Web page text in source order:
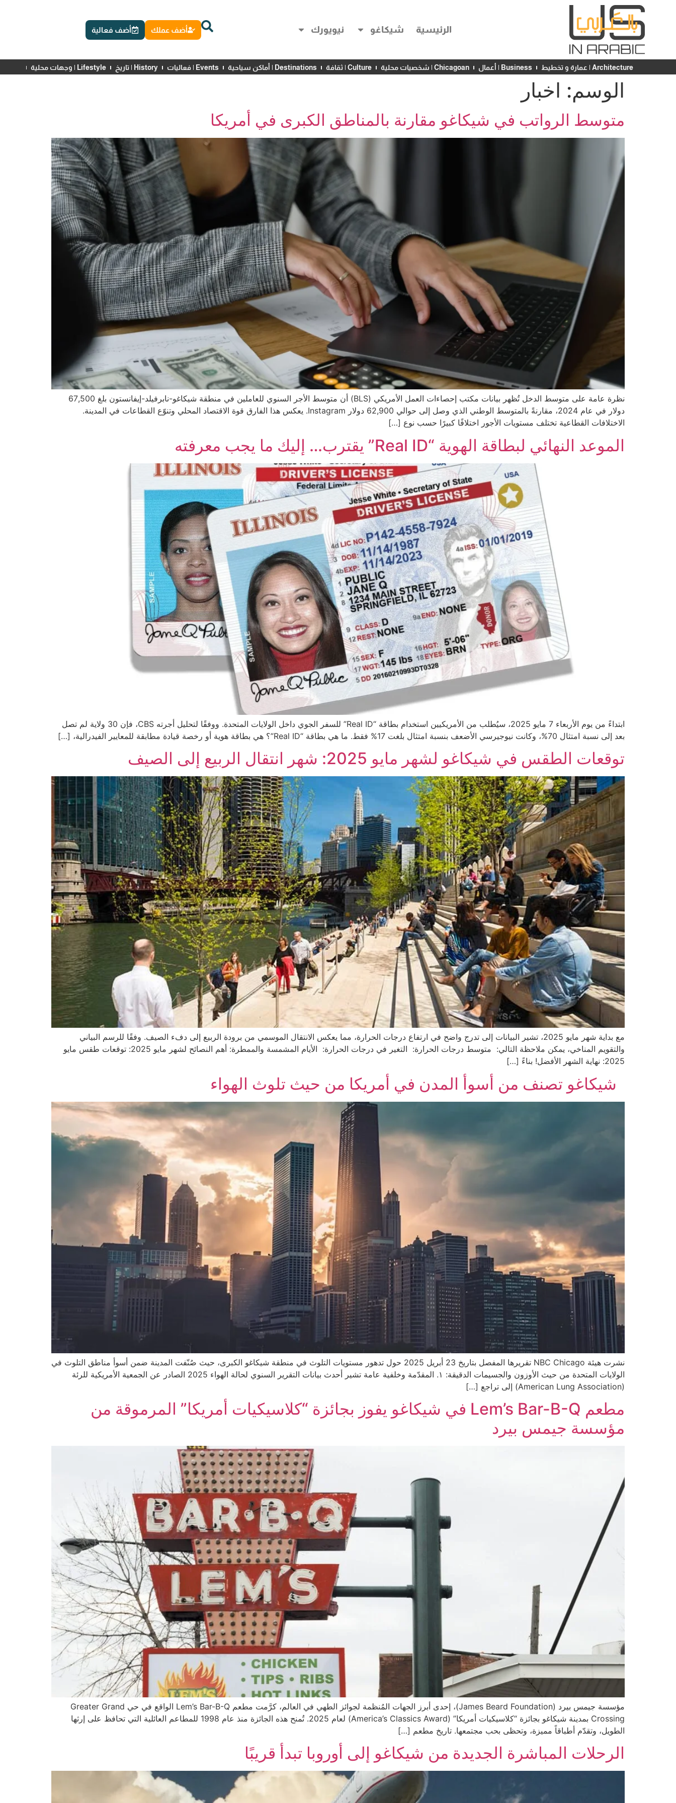
الرئيسية شيكاغو نيويورك أضف عملك أضف فعالية
Architecture | عمارة و تخطيط Business | أعمال Chicagoan | شخصيات محلية Culture | ثقافة Destinations | أماكن سياحية Events | فعاليات History | تاريخ Lifestyle | وجهات محلية
الوسم: اخبار
متوسط الرواتب في شيكاغو مقارنة بالمناطق الكبرى في أمريكا
نظرة عامة على متوسط الدخل تُظهر بيانات مكتب إحصاءات العمل الأمريكي (BLS) أن متوسط الأجر السنوي للعاملين في منطقة شيكاغو-نابرفيلد-إيفانستون بلغ 67,500
دولار في عام 2024، مقارنةً بالمتوسط الوطني الذي وصل إلى حوالي 62,900 دولار Instagram. يعكس هذا الفارق قوة الاقتصاد المحلي وتنوّع القطاعات في المدينة.
الاختلافات القطاعية تختلف مستويات الأجور اختلافًا كبيرًا حسب نوع […]
الموعد النهائي لبطاقة الهوية “Real ID” يقترب… إليك ما يجب معرفته
ابتداءً من يوم الأربعاء 7 مايو 2025، سيُطلب من الأمريكيين استخدام بطاقة “Real ID” للسفر الجوي داخل الولايات المتحدة. ووفقًا لتحليل أجرته CBS، فإن 30 ولاية لم تصل
بعد إلى نسبة امتثال 70%، وكانت نيوجيرسي الأضعف بنسبة امتثال بلغت 17% فقط. ما هي بطاقة “Real ID”؟ هي بطاقة هوية أو رخصة قيادة مطابقة للمعايير الفيدرالية، […]
توقعات الطقس في شيكاغو لشهر مايو 2025: شهر انتقال الربيع إلى الصيف
مع بداية شهر مايو 2025، تشير البيانات إلى تدرج واضح في ارتفاع درجات الحرارة، مما يعكس الانتقال الموسمي من برودة الربيع إلى دفء الصيف. وفقًا للرسم البياني
والتقويم المناخي، يمكن ملاحظة التالي: متوسط درجات الحرارة: التغير في درجات الحرارة: الأيام المشمسة والممطرة: أهم النصائح لشهر مايو 2025: توقعات طقس مايو
2025: نهاية الشهر الأفضل! بناءً […]
شيكاغو تصنف من أسوأ المدن في أمريكا من حيث تلوث الهواء
نشرت هيئة NBC Chicago تقريرها المفصل بتاريخ 23 أبريل 2025 حول تدهور مستويات التلوث في منطقة شيكاغو الكبرى، حيث صُنّفت المدينة ضمن أسوأ مناطق التلوث في
الولايات المتحدة من حيث الأوزون والجسيمات الدقيقة: ١. المقدّمة وخلفية عامة تشير أحدث بيانات التقرير السنوي لحالة الهواء 2025 الصادر عن الجمعية الأمريكية للرئة
(American Lung Association) إلى تراجع […]
مطعم Lem’s Bar-B-Q في شيكاغو يفوز بجائزة “كلاسيكيات أمريكا” المرموقة من
مؤسسة جيمس بيرد
مؤسسة جيمس بيرد (James Beard Foundation)، إحدى أبرز الجهات المُنظمة لجوائز الطهي في العالم، كرَّمت مطعم Lem’s Bar-B-Q الواقع في حي Greater Grand
Crossing بمدينة شيكاغو بجائزة “كلاسيكيات أمريكا” (America’s Classics Award) لعام 2025. تُمنح هذه الجائزة منذ عام 1998 للمطاعم العائلية التي تحافظ على إرثها
الطويل، وتقدّم أطباقاً مميزة، وتحظى بحب مجتمعها. تاريخ مطعم […]
الرحلات المباشرة الجديدة من شيكاغو إلى أوروبا تبدأ قريبًا